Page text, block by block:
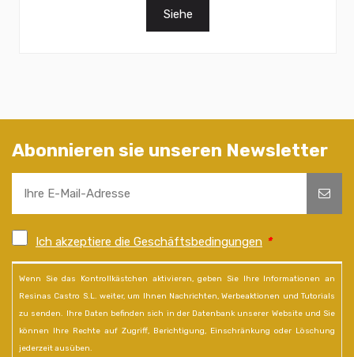
Siehe
Abonnieren sie unseren Newsletter
Ich akzeptiere die Geschäftsbedingungen *
Wenn Sie das Kontrollkästchen aktivieren, geben Sie Ihre Informationen an
Resinas Castro S.L. weiter, um Ihnen Nachrichten, Werbeaktionen und Tutorials
zu senden. Ihre Daten befinden sich in der Datenbank unserer Website und Sie
können Ihre Rechte auf Zugriff, Berichtigung, Einschränkung oder Löschung
jederzeit ausüben.